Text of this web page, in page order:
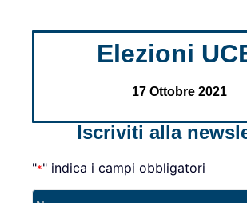
Elezioni
17 Ottobre 2021
Iscriviti alla
"*" indica i campi obbligatori
Nome